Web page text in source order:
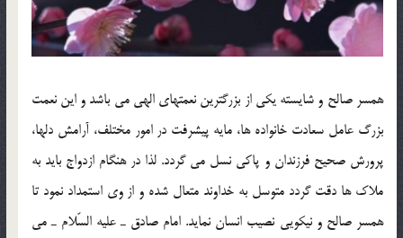
همسر صالح و شايسته يكي از بزرگترين نعمتهاي الهي مي باشد و اين نعمت
بزرگ عامل سعادت خانواده ها، مايه پيشرفت در امور مختلف، آرامش دلها،
پرورش صحيح فرزندان و پاكي نسل مي گردد. لذا در هنگام ازدواج بايد به
ملاك ها دقت گردد متوسل به خداوند متعال شده و از وي استمداد نمود تا
همسر صالح و نيكويي نصيب انسان نمايد. امام صادق ـ عليه السّلام ـ مي